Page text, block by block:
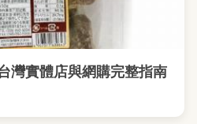
灣實體店與網購完整指南